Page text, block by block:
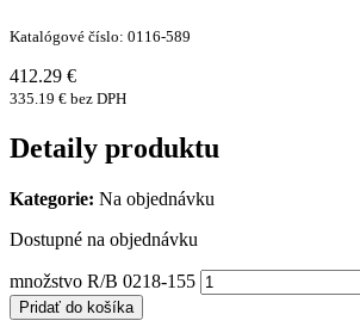
Katalógové číslo: 0116-589
412.29 €
335.19 € bez DPH
Detaily produktu
Kategorie: Na objednávku
Dostupné na objednávku
množstvo R/B 0218-155
Pridať do košíka